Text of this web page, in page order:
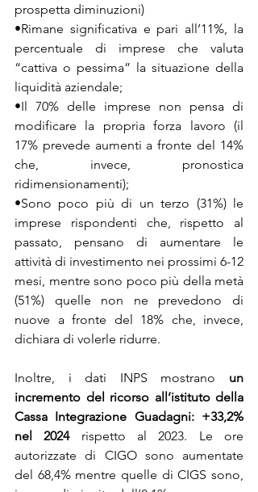
prospetta diminuzioni)
•Rimane significativa e pari all’11%, la
percentuale di imprese che valuta
“cattiva o pessima” la situazione della
liquidità aziendale;
•Il 70% delle imprese non pensa di
modificare la propria forza lavoro (il
17% prevede aumenti a fronte del 14%
che, invece, pronostica
ridimensionamenti);
•Sono poco più di un terzo (31%) le
imprese rispondenti che, rispetto al
passato, pensano di aumentare le
attività di investimento nei prossimi 6-12
mesi, mentre sono poco più della metà
(51%) quelle non ne prevedono di
nuove a fronte del 18% che, invece,
dichiara di volerle ridurre.
Inoltre, i dati INPS mostrano un
incremento del ricorso all’istituto della
Cassa Integrazione Guadagni: +33,2%
nel 2024 rispetto al 2023. Le ore
autorizzate di CIGO sono aumentate
del 68,4% mentre quelle di CIGS sono,